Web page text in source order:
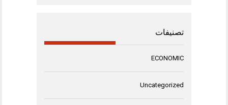
تصنيفات
ECONOMIC
Uncategorized